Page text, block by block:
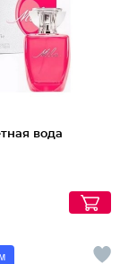
вода